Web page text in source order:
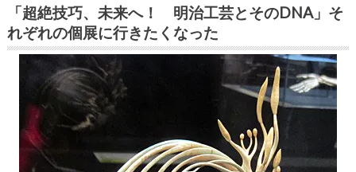
「超絶技巧、未来へ！ 明治工芸とそのDNA」そ
れぞれの個展に行きたくなった